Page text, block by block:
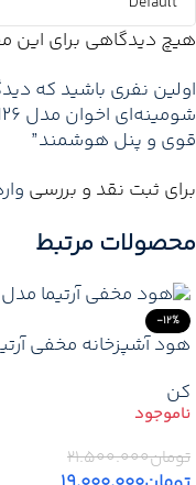
هیچ دیدگاهی برای
اولین نفری باشید که
قوی و پنل هوشمند”
برای ثبت نقد و بررسی
محصولات مرتبط
-12%
استیل سفید مشکی
کن
تومان۲۱.۵۰۰.۰۰۰